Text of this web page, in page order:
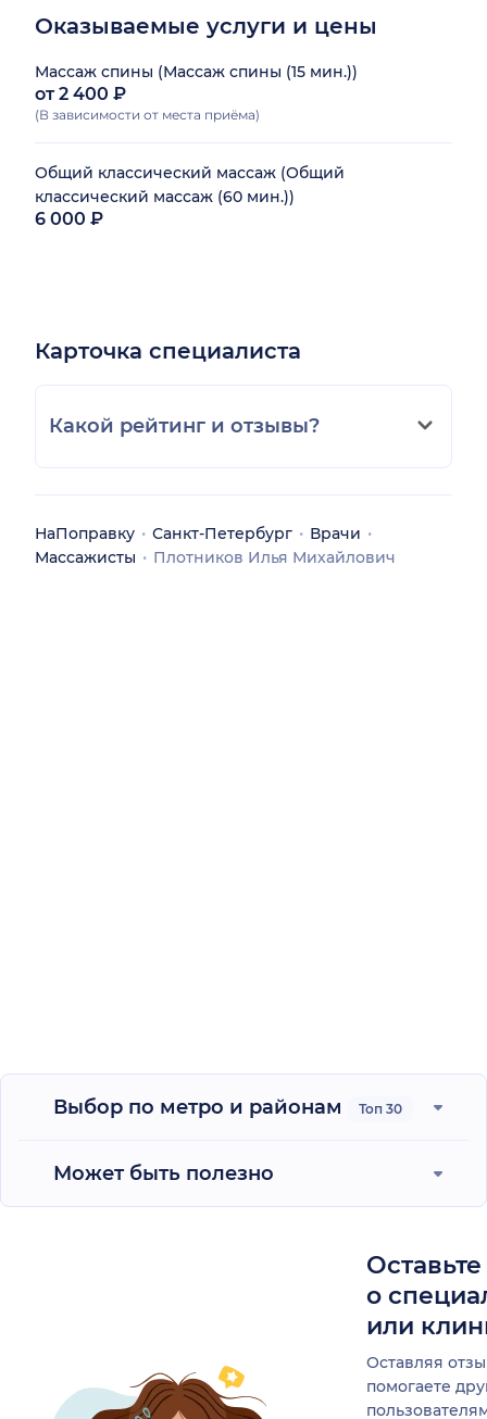
Оказываемые услуги и цены
Массаж спины (Массаж спины (15 мин.))
от 2 400 ₽
(В зависимости от места приёма)
Общий классический массаж (Общий
классический массаж (60 мин.))
6 000 ₽
Карточка специалиста
Какой рейтинг и отзывы?
НаПоправку Санкт-Петербург
Врачи
Массажисты
Плотников Илья Михайлович
Выбор по метро и районам Топ 30
Может быть полезно
о
или
Оставляя
помогаете